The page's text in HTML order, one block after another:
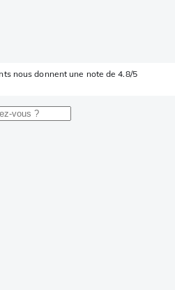
nous donnent une note de 4.8/5